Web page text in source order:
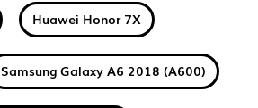
Huawei Honor 7X
Samsung Galaxy A6 2018 (A600)